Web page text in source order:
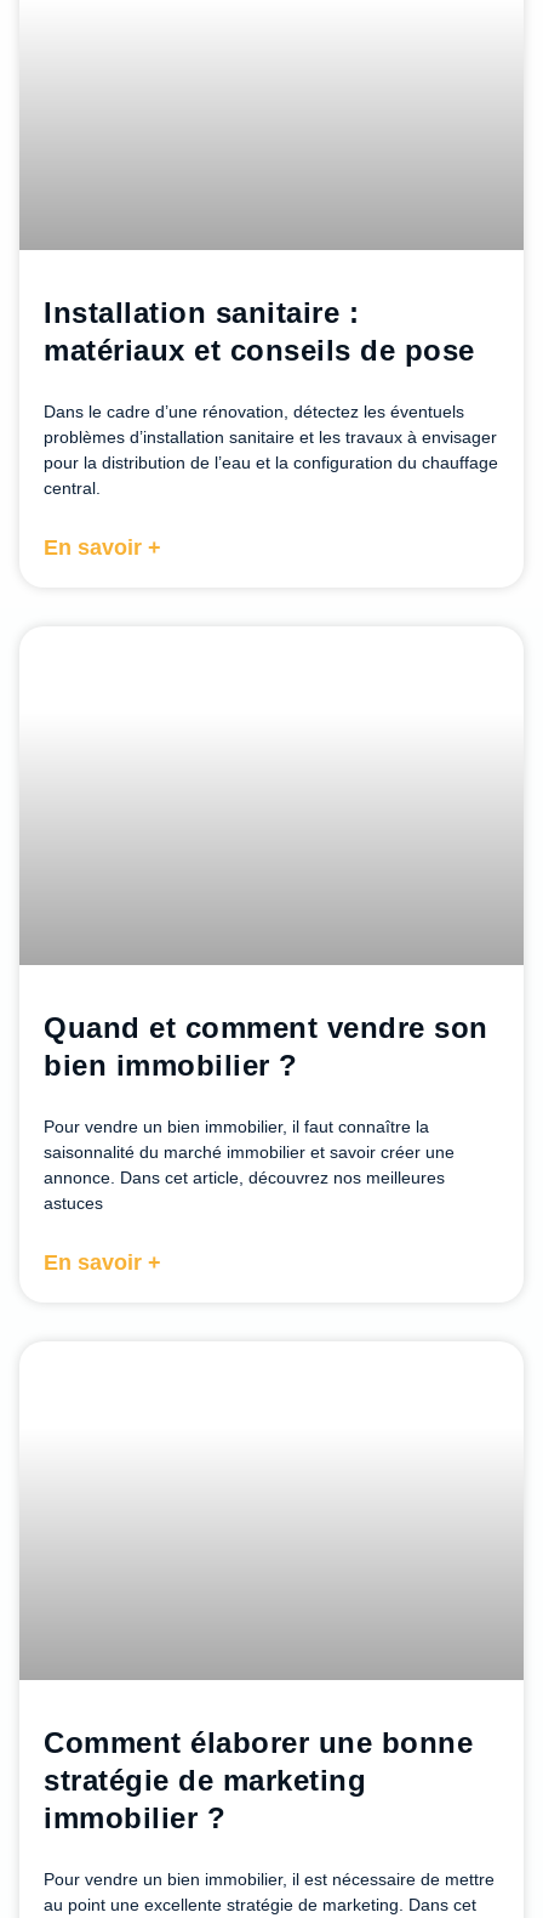
Installation sanitaire :
matériaux et conseils de pose
Dans le cadre d’une rénovation, détectez les éventuels
problèmes d’installation sanitaire et les travaux à envisager
pour la distribution de l’eau et la configuration du chauffage
central.
En savoir +
Quand et comment vendre son
bien immobilier ?
Pour vendre un bien immobilier, il faut connaître la
saisonnalité du marché immobilier et savoir créer une
annonce. Dans cet article, découvrez nos meilleures
astuces
En savoir +
Comment élaborer une bonne
stratégie de marketing
immobilier ?
Pour vendre un bien immobilier, il est nécessaire de mettre
au point une excellente stratégie de marketing. Dans cet